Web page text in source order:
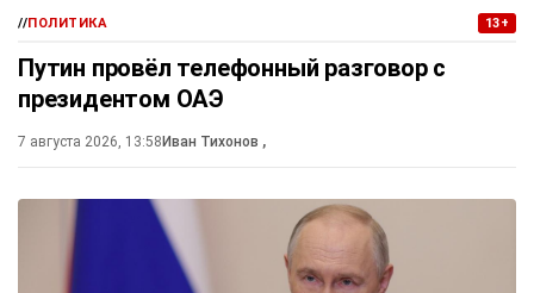
//ПОЛИТИКА 13+
Путин провёл телефонный разговор с
президентом ОАЭ
7 августа 2026, 13:58 Иван Тихонов ,